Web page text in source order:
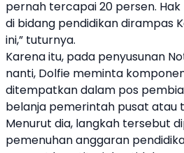
pernah tercapai 20 persen.
di bidang pendidikan dirampas
ini,” tuturnya.
Karena itu, pada penyusunan
nanti, Dolfie meminta
ditempatkan dalam pos
belanja pemerintah pusat atau
Menurut dia, langkah tersebut
pemenuhan anggaran